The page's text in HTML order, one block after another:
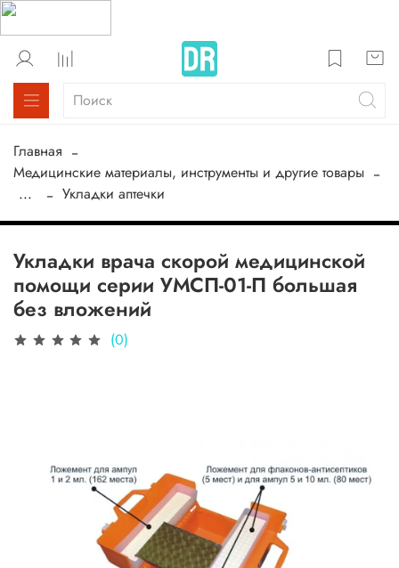
Главная
Медицинские материалы, инструменты и другие товары
...
Укладки аптечки
Укладки врача скорой медицинской
помощи серии УМСП-01-П большая
без вложений
(0)